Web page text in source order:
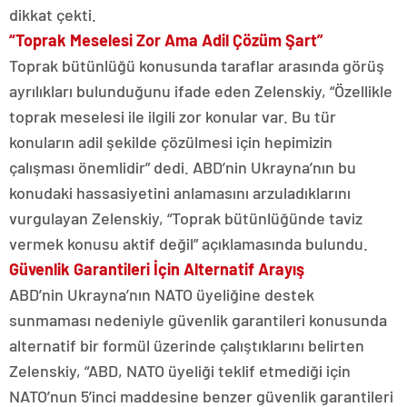
dikkat çekti.
“Toprak Meselesi Zor Ama Adil Çözüm Şart”
Toprak bütünlüğü konusunda taraflar arasında görüş
ayrılıkları bulunduğunu ifade eden Zelenskiy, “Özellikle
toprak meselesi ile ilgili zor konular var. Bu tür
konuların adil şekilde çözülmesi için hepimizin
çalışması önemlidir” dedi. ABD’nin Ukrayna’nın bu
konudaki hassasiyetini anlamasını arzuladıklarını
vurgulayan Zelenskiy, “Toprak bütünlüğünde taviz
vermek konusu aktif değil” açıklamasında bulundu.
Güvenlik Garantileri İçin Alternatif Arayış
ABD’nin Ukrayna’nın NATO üyeliğine destek
sunmaması nedeniyle güvenlik garantileri konusunda
alternatif bir formül üzerinde çalıştıklarını belirten
Zelenskiy, “ABD, NATO üyeliği teklif etmediği için
NATO’nun 5’inci maddesine benzer güvenlik garantileri